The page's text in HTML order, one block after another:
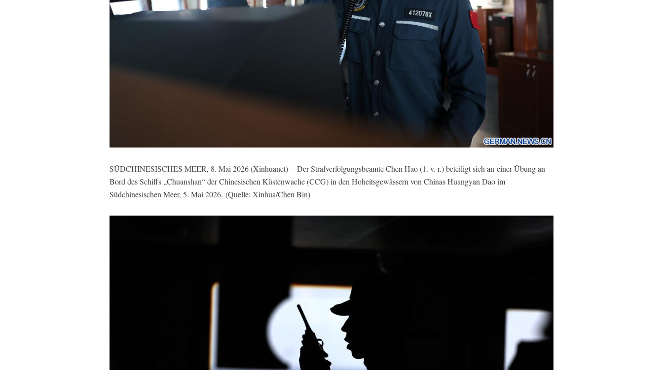
SÜDCHINESISCHES MEER, 8. Mai 2026 (Xinhuanet) -- Der Strafverfolgungsbeamte Chen Hao (1. v. r.) beteiligt sich an einer Übungan
Bord des Schiffs „Chuanshan“ der Chinesischen Küstenwache (CCG) in den Hoheitsgewässern von Chinas Huangyan Dao im
Südchinesischen Meer, 5. Mai 2026. (Quelle: Xinhua/Chen Bin)